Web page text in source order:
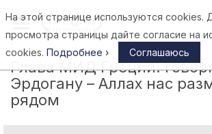
Глава МИД Греции:
Эрдогану – Аллах нас
рядом
На этой странице используются cookies.
просмотра страницы дайте согласие на
cookies. Подробнее › Соглашаюсь